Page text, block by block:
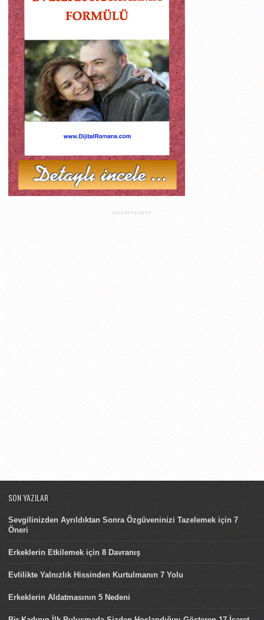
ADVERTISEMENT
SON YAZILAR
Sevgilinizden Ayrıldıktan Sonra Özgüveninizi Tazelemek için 7
Öneri
Erkeklerin Etkilemek için 8 Davranış
Evlilikte Yalnızlık Hissinden Kurtulmanın 7 Yolu
Erkeklerin Aldatmasının 5 Nedeni